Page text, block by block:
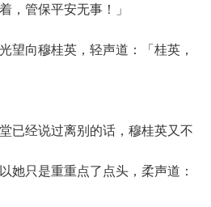
，管保平安无事！」
向穆桂英，轻声道：「桂英，
经说过离别的话，穆桂英又不
她只是重重点了点头，柔声道：